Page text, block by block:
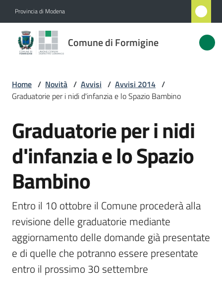
Provincia di Modena
Comune di Formigine
Comune
di
Novità
Menu selezionato
Servizi
Vivere
Formigine
Prenotazione
appuntamenti
Home / Novità / Avvisi / Avvisi 2014 /
Graduatorie per i nidi d'infanzia e lo Spazio Bambino
Salta al contenuto
Graduatorie per i nidi
d'infanzia e lo Spazio
Bambino
Entro il 10 ottobre il Comune procederà alla
revisione delle graduatorie mediante
aggiornamento delle domande già presentate
e di quelle che potranno essere presentate
entro il prossimo 30 settembre